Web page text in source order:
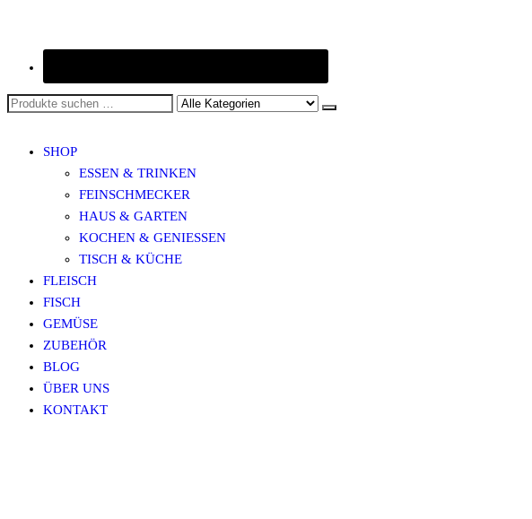
SHOP
ESSEN & TRINKEN
FEINSCHMECKER
HAUS & GARTEN
KOCHEN & GENIESSEN
TISCH & KÜCHE
FLEISCH
FISCH
GEMÜSE
ZUBEHÖR
BLOG
ÜBER UNS
KONTAKT